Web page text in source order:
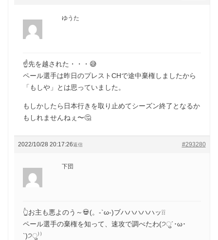
ゆうた
☝️先を越された・・・😅
ペール選手は昨日のプレストCHで途中棄権しましたから
「もしや」とは思っていました。
もしかしたら日本行きを取り止めてシーズン終了となるか
もしれませんねぇ〜🤔
2022/10/28 20:17:26 #293280
返信
下団
👆お主も悪よのう～💀(。-`ω-)ブハハハハハッ❕❕
ペール選手の棄権を知って、速攻で調べたわ(੭ु´･ω･
`)੭ु⁾⁾